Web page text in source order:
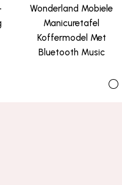
Wonderland Mobiele
Manicuretafel
Koffermodel Met
Bluetooth Music